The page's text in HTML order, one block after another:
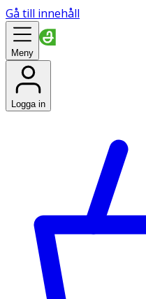
Gå till innehåll
Meny
Logga in